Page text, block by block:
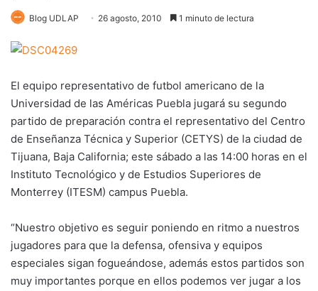
Blog UDLAP 26 agosto, 2010 1 minuto de lectura
El equipo representativo de futbol americano de la
Universidad de las Américas Puebla jugará su segundo
partido de preparación contra el representativo del Centro
de Enseñanza Técnica y Superior (CETYS) de la ciudad de
Tijuana, Baja California; este sábado a las 14:00 horas en el
Instituto Tecnológico y de Estudios Superiores de
Monterrey (ITESM) campus Puebla.
“Nuestro objetivo es seguir poniendo en ritmo a nuestros
jugadores para que la defensa, ofensiva y equipos
especiales sigan fogueándose, además estos partidos son
muy importantes porque en ellos podemos ver jugar a los